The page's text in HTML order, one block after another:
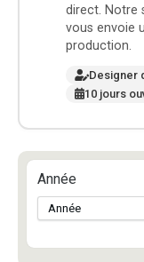
direct. Notre
vous envoie
production.
Designer
10 jours
Année